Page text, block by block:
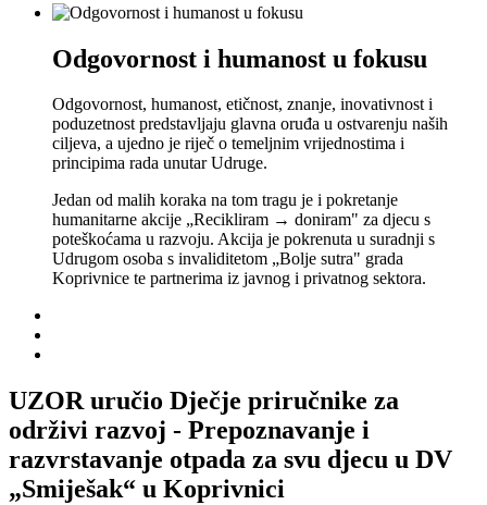
Odgovornost i humanost u fokusu
Odgovornost, humanost, etičnost, znanje, inovativnost i
poduzetnost predstavljaju glavna oruđa u ostvarenju naših
ciljeva, a ujedno je riječ o temeljnim vrijednostima i
principima rada unutar Udruge.
Jedan od malih koraka na tom tragu je i pokretanje
humanitarne akcije „Recikliram → doniram" za djecu s
poteškoćama u razvoju. Akcija je pokrenuta u suradnji s
Udrugom osoba s invaliditetom „Bolje sutra" grada
Koprivnice te partnerima iz javnog i privatnog sektora.
UZOR uručio Dječje priručnike za
održivi razvoj - Prepoznavanje i
razvrstavanje otpada za svu djecu u DV
„Smiješak“ u Koprivnici